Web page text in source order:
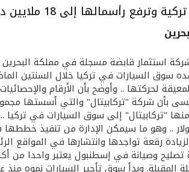
رأسمالها إلى 18 ملايين دولار
سوق السيارات في تركيا خلال السنتين
لحركتها .. وأوضح بأن الأرقام
تجري حاليا إلى 18 مليون دولار .. وهو ما سيمكن
رقعة تواجدها وانتشارها في